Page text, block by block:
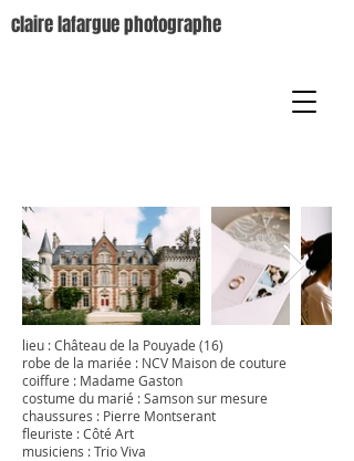
claire lafargue photographe
lieu :Château de la Pouyade (16)
robe de la mariée : NCV Maison de couture
coiffure : Madame Gaston
costume du marié :Samson sur mesure
chaussures : Pierre Montserant
fleuriste :Côté Art
musiciens : Trio Viva